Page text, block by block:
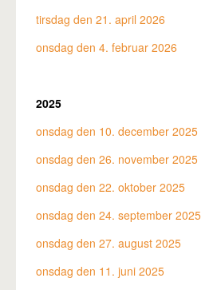
tirsdag den 21. april 2026
onsdag den 4. februar 2026
2025
onsdag den 10. december 2025
onsdag den 26. november 2025
onsdag den 22. oktober 2025
onsdag den 24. september 2025
onsdag den 27. august 2025
onsdag den 11. juni 2025